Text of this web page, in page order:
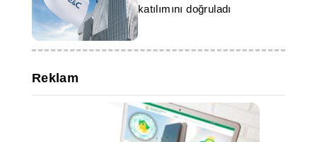
katılımını doğruladı
Reklam